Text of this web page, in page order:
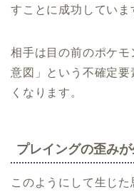
すことに成功していま
相手は目の前のポケ
意図」という不確定
くなります。
プレイングの歪み
このようにして生じ